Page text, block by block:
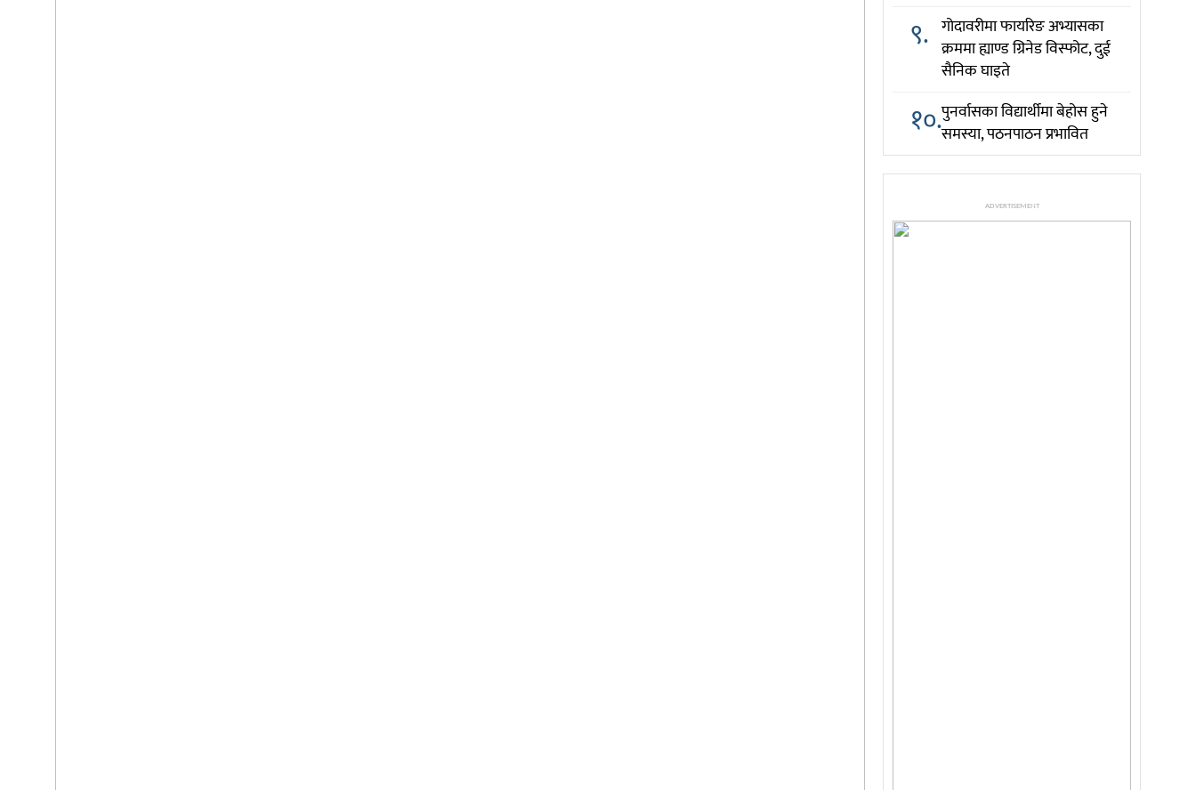
९. गोदावरीमा फायरिङ अभ्यासका
क्रममा ह्याण्ड ग्रिनेड विस्फोट, दुई
सैनिक घाइते
१०.पुनर्वासका विद्यार्थीमा बेहोस हुने
समस्या, पठनपाठन प्रभावित
ADVERTISEMENT